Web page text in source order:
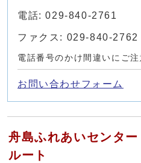
電話: 029-840-2761
ファクス: 029-840-2762
電話番号のかけ間違いにご注
お問い合わせフォーム
舟島ふれあいセンタ
ルート